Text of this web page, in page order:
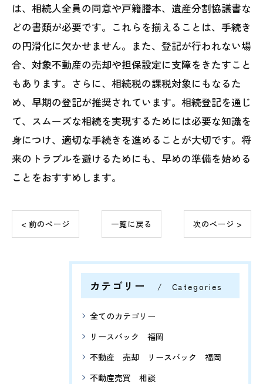
は、相続人全員の同意や戸籍謄本、遺産分割協議書な
どの書類が必要です。これらを揃えることは、手続き
の円滑化に欠かせません。また、登記が行われない場
合、対象不動産の売却や担保設定に支障をきたすこと
もあります。さらに、相続税の課税対象にもなるた
め、早期の登記が推奨されています。相続登記を通じ
て、スムーズな相続を実現するためには必要な知識を
身につけ、適切な手続きを進めることが大切です。将
来のトラブルを避けるためにも、早めの準備を始める
ことをおすすめします。
< 前のページ 一覧に戻る 次のページ >
カテゴリー Categories
全てのカテゴリー
リースバック 福岡
不動産 売却 リースバック 福岡
不動産売買 相談